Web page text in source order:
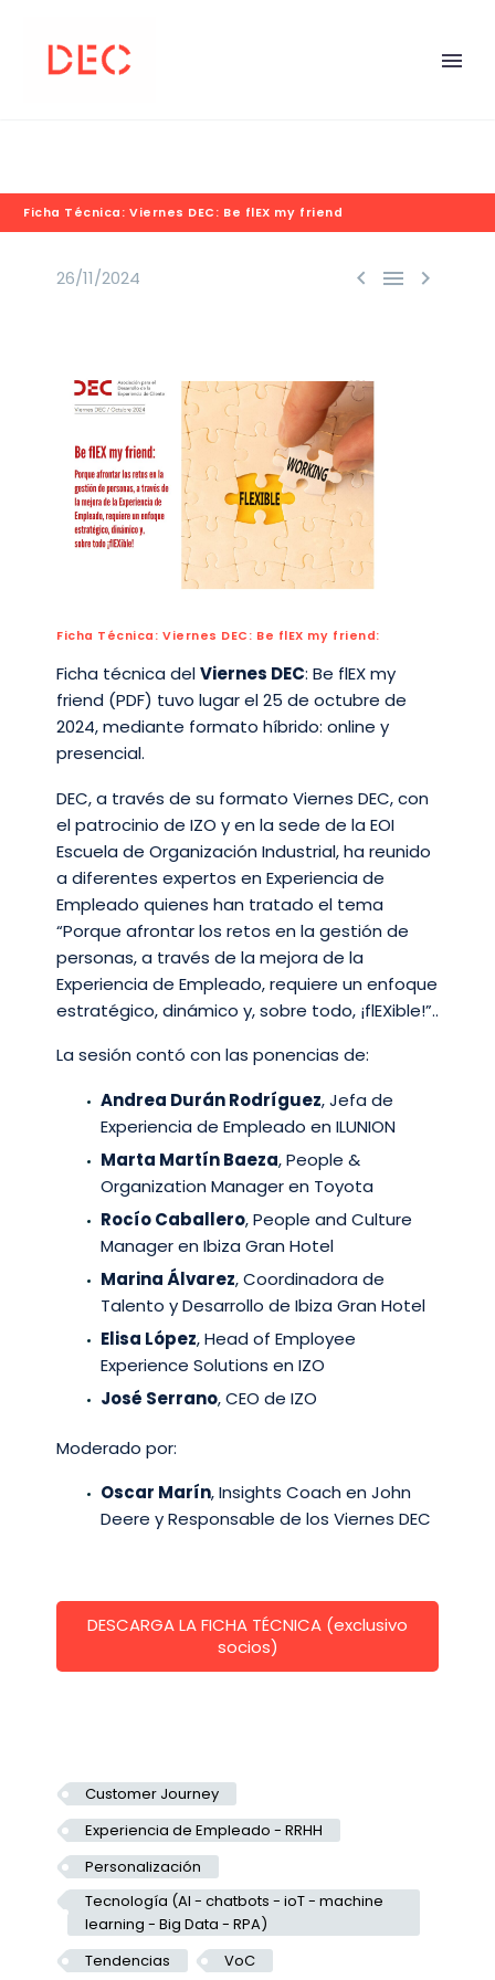
Ficha Técnica: Viernes DEC: Be flEX my friend
  
26/11/2024
Ficha Técnica: Viernes DEC: Be flEX my friend:
Ficha técnica delViernes DEC: Be flEX my
friend (PDF) tuvo lugar el 25 de octubre de
2024, mediante formato híbrido: online y
presencial.
DEC, a través de su formato Viernes DEC, con
el patrocinio de IZO y en la sede de la EOI
Escuela de Organización Industrial, ha reunido
a diferentes expertos en Experiencia de
Empleado quienes han tratado el tema
“Porque afrontar los retos en la gestión de
personas, a través de la mejora de la
Experiencia de Empleado, requiere un enfoque
estratégico, dinámico y, sobre todo, ¡flEXible!”..
La sesión contó con las ponencias de:
Andrea Durán Rodríguez, Jefa de
Experiencia de Empleado en ILUNION
Marta Martín Baeza, People &
Organization Manager en Toyota
Rocío Caballero, People and Culture
Manager en Ibiza Gran Hotel
Marina Álvarez, Coordinadora de
Talento y Desarrollo de Ibiza Gran Hotel
Elisa López, Head of Employee
Experience Solutions en IZO
José Serrano, CEO de IZO
Moderado por:
Oscar Marín, Insights Coach en John
Deere y Responsable de los Viernes DEC
DESCARGA LA FICHA TÉCNICA (exclusivo
socios)
Customer Journey
Experiencia de Empleado - RRHH
Personalización
Tecnología (AI - chatbots - ioT - machine
learning - Big Data - RPA)
Tendencias
VoC